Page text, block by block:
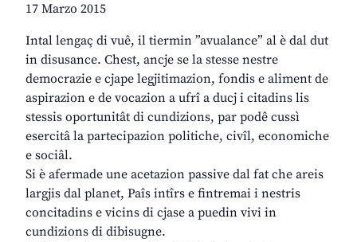
17 Marzo 2015
Intal lengaç di vuê, il tiermin ”avualance” al è dal dut
in disusance. Chest, ancje se la stesse nestre
democrazie e cjape legjitimazion, fondis e aliment de
aspirazion e de vocazion a ufrî a ducj i citadins lis
stessis oportunitât di cundizions, par podê cussì
esercitâ la partecipazion politiche, civîl, economiche
e sociâl.
Si è afermade une acetazion passive dal fat che areis
largjis dal planet, Paîs intîrs e fintremai i nestris
concitadins e vicins di cjase a puedin vivi in
cundizions di dibisugne.